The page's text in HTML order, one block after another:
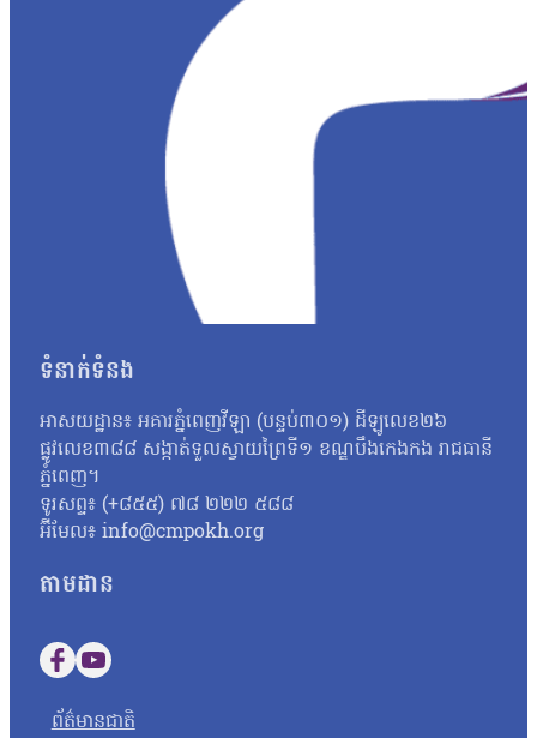
ហ្នឹងមានសេរីភាព […]ក្នុងនាមជាមេធាវី យើងមិនអាចទទួលយកបាន
លោកមេធាវីឱ្យដឹងថា តុលាការបានបើកសវនាការអង្គសេចក្ដីល
លទ្ធផលសំណើសុំនៅក្រៅឃុំដែលបានស្នើកាលពីថ្ងៃទី២៧ ខែសីហា។ បង
ស្រីគាត់ និងសកម្មជនឯទៀត ព្រោះការបន្តឃុំខ្លួននេះបានធ្វើឱ្យប៉ះ
របស់បងសាន សិទ្ធ ដែលគាត់ត្រូវទទួលបន្ទុក។ អ៊ីចឹងខ្ញុំគិតថា ទី១ការអ
រហូតដល់ទៅ១៣ខែជាងហើយ[…]វាលើសពាក់កណ្ដាលនៃការអនុវត្
របស់បងប្រុសគាត់ ហើយអ្នកស្រីស្នើសុំតុលាការពិចារណាដោះលែងលោក
ទៅឱ្យនៅក្រៅឃុំតាមការស្នើសុំរបស់ក្រុមគ្រួសារ ហើយហ្នឹងក៏ជាសិទ្ធិរ
ករណីនេះ មន្រ្តីអង្កេតជាន់ខ្ពស់ នៃសមាគមន៍ការពារសិទ្ធិមនុស្ស និង
ពេលដែលច្បាប់កំណត់។ លោកថារដ្ឋាភិបាល និងតុលាការគួរដោះលែង
ទាន់បើកសវនាការផង ឃុំគាត់រហូតដល់លើសនីតិវិធីនៃការឃុំខ្លួនដែ
បន្ថែម៖ «គួរតែឈប់ធ្វើទុក្ខបុកម្នេញដល់ប្រជាពលរដ្ឋដែលធ្វើការង
សាសន៍របស់គាត់ ជាពិសេសអ្នកដែលធ្វើការងារសង្គមដូចជា២៣តុលា
ក្រោយពីពួកគាត់លើកឡើងពីគុណសម្បត្តិ និងគុណវិបត្តិ នៃការបង្កើតតំ
សន្តិសុខសង្គម» ទាក់ទងនឹងការអធិប្បាយនានាពី CLV មានអ្នក
ដោយក្នុងសំណុំរឿងទី១មានលោក ស៊្រុន ស៊្រន កញ្ញា…
ទំនាក់ទំនង
អាសយដ្ឋាន៖ អគារភ្នំពេញវីឡា (បន្ទប់៣០១) ដីឡូលេខ២៦
ផ្លូវលេខ៣៨៨ សង្កាត់ទួលស្វាយព្រៃទី១ ខណ្ឌបឹងកេងកង រាជធានី
ភ្នំពេញ។
ទូរសព្ទ៖ (+៨៥៥) ៧៨ ២២២ ៥៨៨
អ៊ីមែល៖ info@cmpokh.org
តាមដាន
Follow us on Facebook
Follow us on YouTube
ព័ត៌មានជាតិ